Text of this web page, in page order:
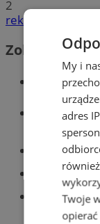
2
reklama
Zobacz
ogłoszenia
My i
adres
Twoje